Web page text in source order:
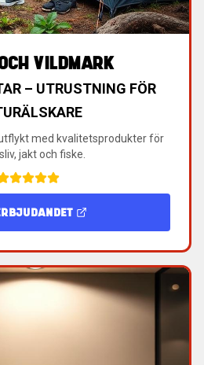
VILDMARK
– UTRUSTNING FÖR
med kvalitetsprodukter för
jakt och fiske.